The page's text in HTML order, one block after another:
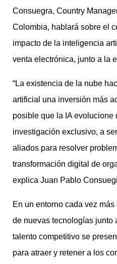
Consuegra, Country
Colombia, hablará sobre el
impacto de la inteligencia
venta electrónica, junto a la
“La existencia de la nube
artificial una inversión más
posible que la IA evolucione
investigación exclusivo, a
aliados para resolver
transformación digital de
explica Juan Pablo
En un entorno cada vez
de nuevas tecnologías junto
talento competitivo se
para atraer y retener a los